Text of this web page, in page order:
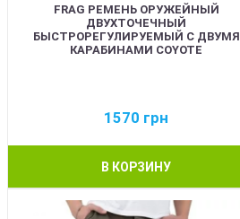
FRAG РЕМЕНЬ ОРУЖЕЙНЫЙ
ДВУХТОЧЕЧНЫЙ
БЫСТРОРЕГУЛИРУЕМЫЙ С ДВУМЯ
КАРАБИНАМИ COYOTE
1570 грн
В КОРЗИНУ